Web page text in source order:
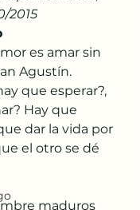
2015
es amar sin
Agustín.
que esperar?,
Hay que
dar la vida por
el otro se dé
maduros